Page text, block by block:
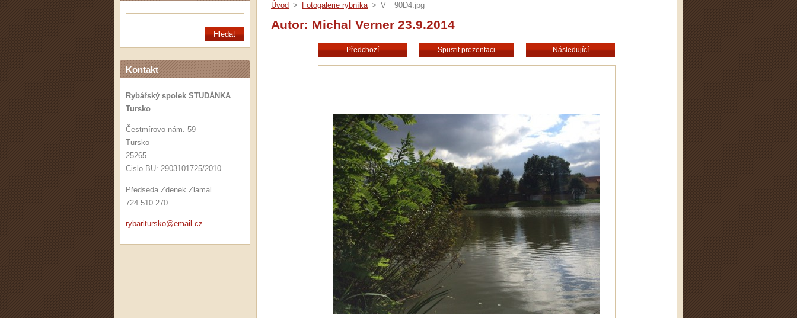
Kontakt
Rybářský spolek STUDÁNKA
Tursko
Čestmírovo nám. 59
Tursko
25265
Cislo BU: 2903101725/2010
Předseda Zdenek Zlamal
724 510 270
rybaritursko@email.cz
Úvod > Fotogalerie rybníka > V__90D4.jpg
Autor: Michal Verner 23.9.2014
Předchozí Spustit prezentaci Následující